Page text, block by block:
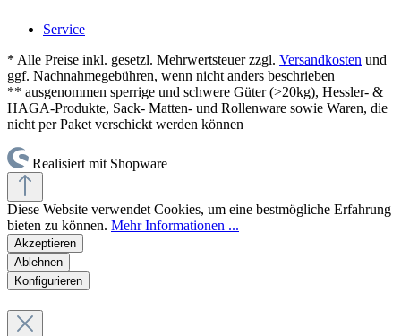
Service
* Alle Preise inkl. gesetzl. Mehrwertsteuer zzgl. Versandkosten und
ggf. Nachnahmegebühren, wenn nicht anders beschrieben
** ausgenommen sperrige und schwere Güter (>20kg), Hessler- &
HAGA-Produkte, Sack- Matten- und Rollenware sowie Waren, die
nicht per Paket verschickt werden können
Realisiert mit Shopware
Diese Website verwendet Cookies, um eine bestmögliche Erfahrung
bieten zu können. Mehr Informationen ...
Akzeptieren
Ablehnen
Konfigurieren